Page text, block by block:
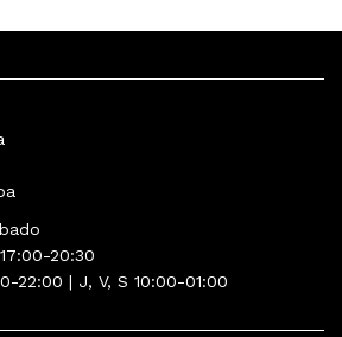
20:30
22:00 | J, V, S 10:00-01:00